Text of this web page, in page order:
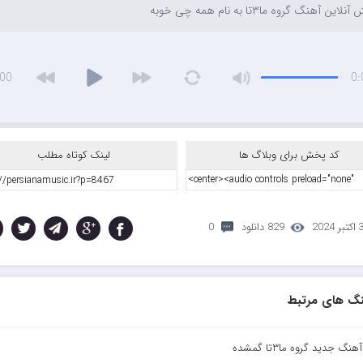
آهنگ گروه ما۳تا به نام همه چی خوبه
کد پخش برای وبلاگ ها لینک کوتاه مطلب
3 اکتبر 2024 829 دانلود 0
های مرتبط
جدید گروه ما۳تا گمشده